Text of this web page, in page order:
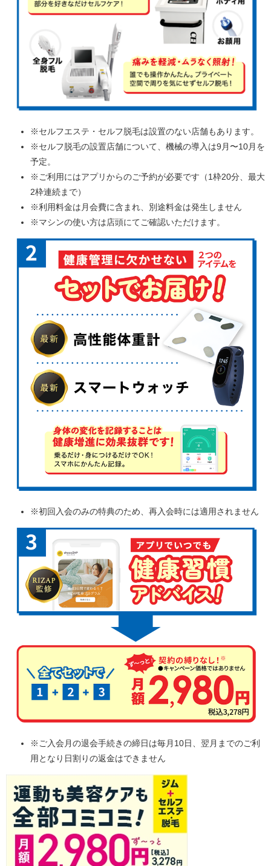
※セルフエステ・セルフ脱毛は設置のない店舗もあります。
※セルフ脱毛の設置店舗について、機械の導入は9月〜10月を
予定。
※ご利用にはアプリからのご予約が必要です（1枠20分、最大
2枠連続まで）
※利用料金は月会費に含まれ、別途料金は発生しません
※マシンの使い方は店頭にてご確認いただけます。
※初回入会のみの特典のため、再入会時には適用されません
※ご入会月の退会手続きの締日は毎月10日、翌月までのご利
用となり日割りの返金はできません